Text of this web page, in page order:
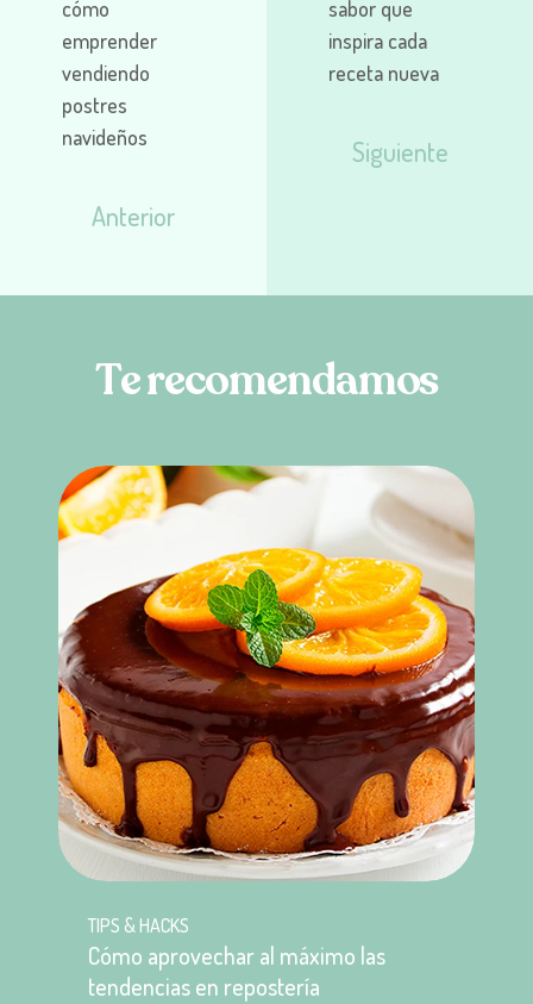
cómo
emprender
vendiendo
postres
navideños
Anterior
sabor que
inspira cada
receta nueva
Siguiente
Terecomendamos
TIPS & HACKS
Cómo aprovechar al máximo las
tendencias en repostería